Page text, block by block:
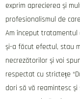
exprim aprecierea și
profesionalismul de
Am început tratamentul
și-a făcut efectul, stau
necrezătorilor și voi
respectat cu strictețe
dori să vă reamintesc